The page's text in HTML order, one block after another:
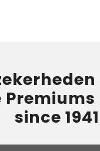
since 1941